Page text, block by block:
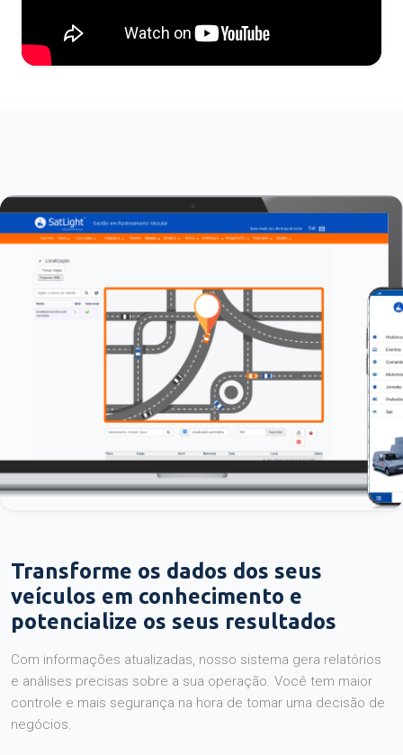
Transforme os dados dos seus
veículos em conhecimento e
potencialize os seus resultados
Com informações atualizadas, nosso sistema gera relatórios
e análises precisas sobre a sua operação. Você tem maior
controle e mais segurança na hora de tomar uma decisão de
negócios.